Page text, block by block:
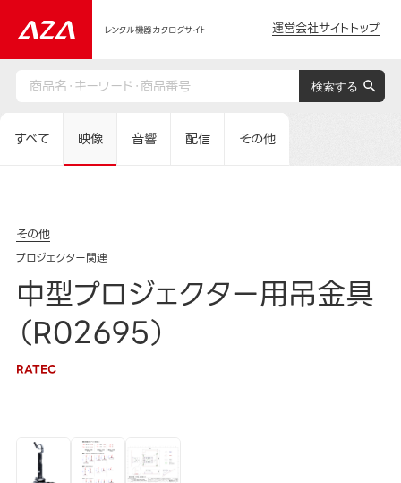
レンタル機器カタログサイト 運営会社サイトトップ
すべて 映像 音響 配信 その他
その他
プロジェクター関連
中型プロジェクター用吊金具
（R02695）
RATEC